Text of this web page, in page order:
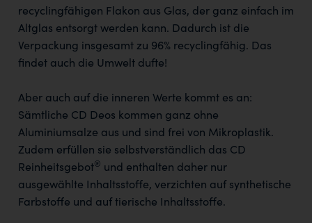
recyclingfähigen Flakon aus Glas, der ganz einfach im
Altglas entsorgt werden kann. Dadurch ist die
Verpackung insgesamt zu 96% recyclingfähig. Das
findet auch die Umwelt dufte!
Aber auch auf die inneren Werte kommt es an:
Sämtliche CD Deos kommen ganz ohne
Aluminiumsalze aus und sind frei von Mikroplastik.
Zudem erfüllen sie selbstverständlich das CD
Reinheitsgebot® und enthalten daher nur
ausgewählte Inhaltsstoffe, verzichten auf synthetische
Farbstoffe und auf tierische Inhaltsstoffe.